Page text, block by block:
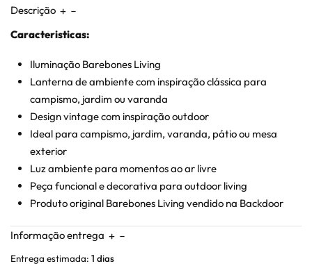
Descrição
Caracteristicas:
Iluminação Barebones Living
Lanterna de ambiente com inspiração clássica para
campismo, jardim ou varanda
Design vintage com inspiração outdoor
Ideal para campismo, jardim, varanda, pátio ou mesa
exterior
Luz ambiente para momentos ao ar livre
Peça funcional e decorativa para outdoor living
Produto original Barebones Living vendido na Backdoor
Informação entrega
Entrega estimada: 1 dias